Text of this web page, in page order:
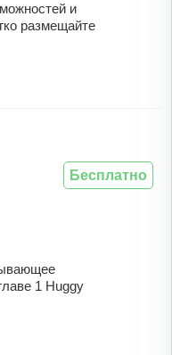
и
размещайте
1 Huggy
Бесплатно